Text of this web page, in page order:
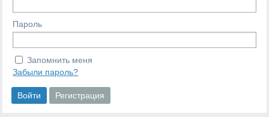
Пароль
Запомнить меня
Забыли пароль?